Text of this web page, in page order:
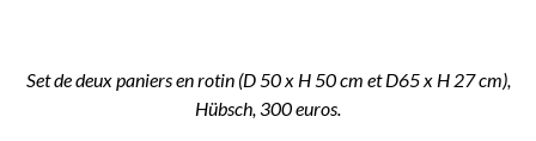
Set de deux paniers en rotin (D 50 x H 50 cm et D65 x H 27 cm),
Hübsch, 300 euros.